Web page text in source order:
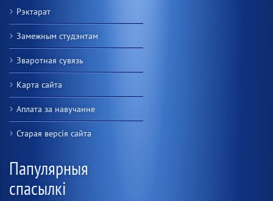
Рэктарат
Замежным студэнтам
Зваротная сувязь
Карта сайта
Аплата за навучанне
Старая версiя сайта
Папулярныя
спасылкі